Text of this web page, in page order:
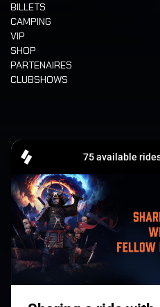
BILLETS
CAMPING
VIP
SHOP
PARTENAIRES
CLUBSHOWS